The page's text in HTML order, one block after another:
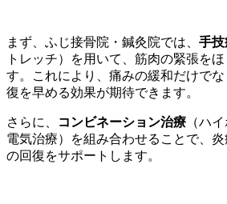
まず、ふじ接骨院・鍼灸院では、 手
トレッチ）を用いて、筋肉の緊張を
す。これにより、痛みの緩和だけで
復を早める効果が期待できます。
さらに、 コンビネーション治療 （ハ
電気治療）を組み合わせることで、
の回復をサポートします。